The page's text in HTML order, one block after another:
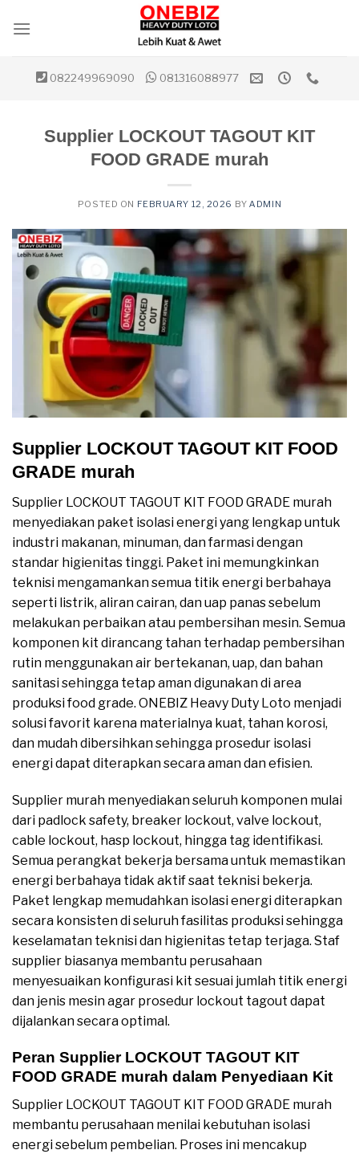
082249969090 081316088977
Supplier LOCKOUT TAGOUT KIT
FOOD GRADE murah
POSTED ON FEBRUARY 12, 2026 BYADMIN
Supplier LOCKOUT TAGOUT KIT FOOD
GRADE murah
Supplier LOCKOUT TAGOUT KIT FOOD GRADE murah
menyediakan paket isolasi energi yang lengkap untuk
industri makanan, minuman, dan farmasi dengan
standar higienitas tinggi. Paket ini memungkinkan
teknisi mengamankan semua titik energi berbahaya
seperti listrik, aliran cairan, dan uap panas sebelum
melakukan perbaikan atau pembersihan mesin. Semua
komponen kit dirancang tahan terhadap pembersihan
rutin menggunakan air bertekanan, uap, dan bahan
sanitasi sehingga tetap aman digunakan di area
produksi food grade. ONEBIZ Heavy Duty Loto menjadi
solusi favorit karena materialnya kuat, tahan korosi,
dan mudah dibersihkan sehingga prosedur isolasi
energi dapat diterapkan secara aman dan efisien.
Supplier murah menyediakan seluruh komponen mulai
dari padlock safety, breaker lockout, valve lockout,
cable lockout, hasp lockout, hingga tag identifikasi.
Semua perangkat bekerja bersama untuk memastikan
energi berbahaya tidak aktif saat teknisi bekerja.
Paket lengkap memudahkan isolasi energi diterapkan
secara konsisten di seluruh fasilitas produksi sehingga
keselamatan teknisi dan higienitas tetap terjaga. Staf
supplier biasanya membantu perusahaan
menyesuaikan konfigurasi kit sesuai jumlah titik energi
dan jenis mesin agar prosedur lockout tagout dapat
dijalankan secara optimal.
Peran Supplier LOCKOUT TAGOUT KIT
FOOD GRADE murah dalam Penyediaan Kit
Supplier LOCKOUT TAGOUT KIT FOOD GRADE murah
membantu perusahaan menilai kebutuhan isolasi
energi sebelum pembelian. Proses ini mencakup